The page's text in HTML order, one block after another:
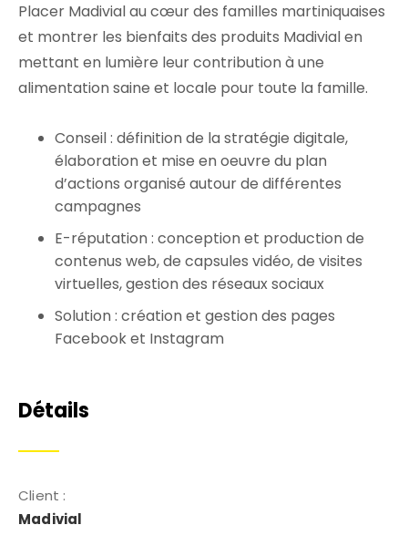
Détails
Client :
Madivial
Placer Madivial au cœur des familles martiniquaises
et montrer les bienfaits des produits Madivial en
mettant en lumière leur contribution à une
alimentation saine et locale pour toute la famille.
Conseil : définition de la stratégie digitale,
élaboration et mise en oeuvre du plan
d’actions organisé autour de différentes
campagnes
E-réputation : conception et production de
contenus web, de capsules vidéo, de visites
virtuelles, gestion des réseaux sociaux
Solution : création et gestion des pages
Facebook et Instagram